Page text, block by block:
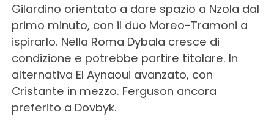
Gilardino orientato a dare spazio a Nzola dal
primo minuto, con il duo Moreo-Tramoni a
ispirarlo. Nella Roma Dybala cresce di
condizione e potrebbe partire titolare. In
alternativa El Aynaoui avanzato, con
Cristante in mezzo. Ferguson ancora
preferito a Dovbyk.